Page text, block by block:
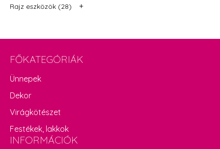
Rajz eszközök (28) +
FŐKATEGÓRIÁK
Ünnepek
Dekor
Virágkötészet
Festékek, lakkok
INFORMÁCIÓK